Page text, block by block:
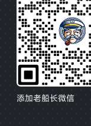
添加老船长微信